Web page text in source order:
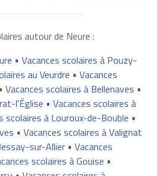
autour de Neure :
• Vacances scolaires à Pouzy-
au Veurdre • Vacances
• Vacances scolaires à Bellenaves •
l'Église • Vacances scolaires à
scolaires à Louroux-de-Bouble •
• Vacances scolaires à Valignat
sur-Allier• Vacances
scolaires à Gouise •